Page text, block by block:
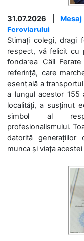
31.07.2026
Feroviarului
Stimați colegi, dragi
respect, vă felicit cu
fondarea Căii
referință, care
esențială a
a lungul acestor 155
localități, a susținut
simbol al
profesionalismului.
datorită generațiilor
munca și viața acestei